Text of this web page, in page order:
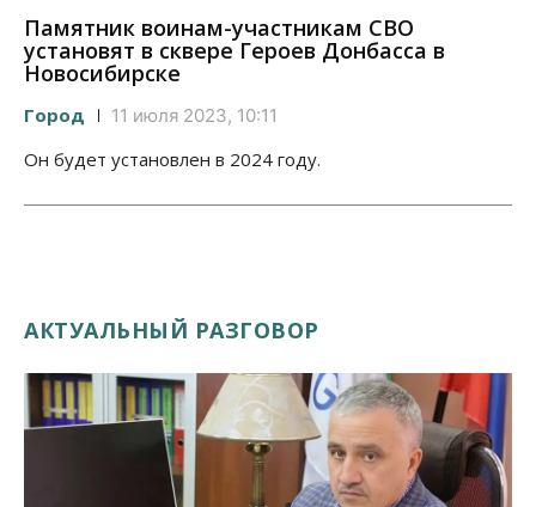
Памятник воинам-участникам СВО
установят в сквере Героев Донбасса в
Новосибирске
Город 11 июля 2023, 10:11
Он будет установлен в 2024 году.
АКТУАЛЬНЫЙ РАЗГОВОР